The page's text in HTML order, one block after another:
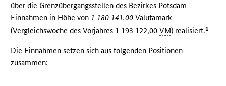
über die Grenzübergangsstellen des Bezirkes Potsdam
Einnahmen in Höhe von1 180 141,00 Valutamark
(Vergleichswoche des Vorjahres 1 193 122,00VM) realisiert.1
Die Einnahmen setzen sich aus folgenden Positionen
zusammen: